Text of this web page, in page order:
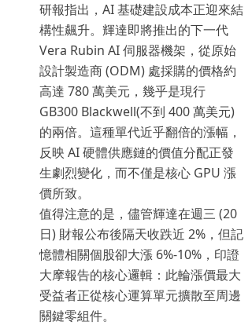
研報指出，AI 基礎建設成本正迎來結
構性飆升。輝達即將推出的下一代
Vera Rubin AI 伺服器機架，從原始
設計製造商 (ODM) 處採購的價格約
高達 780 萬美元，幾乎是現行
GB300 Blackwell(不到 400 萬美元)
的兩倍。這種單代近乎翻倍的漲幅，
反映 AI 硬體供應鏈的價值分配正發
生劇烈變化，而不僅是核心 GPU 漲
價所致。
值得注意的是，儘管輝達在週三 (20
日) 財報公布後隔天收跌近 2%，但記
憶體相關個股卻大漲 6%-10%，印證
大摩報告的核心邏輯：此輪漲價最大
受益者正從核心運算單元擴散至周邊
關鍵零組件。